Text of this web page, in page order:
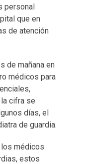
personal
que en
de atención
de mañana en
médicos para
cifra se
días, el
de guardia.
los médicos
estos